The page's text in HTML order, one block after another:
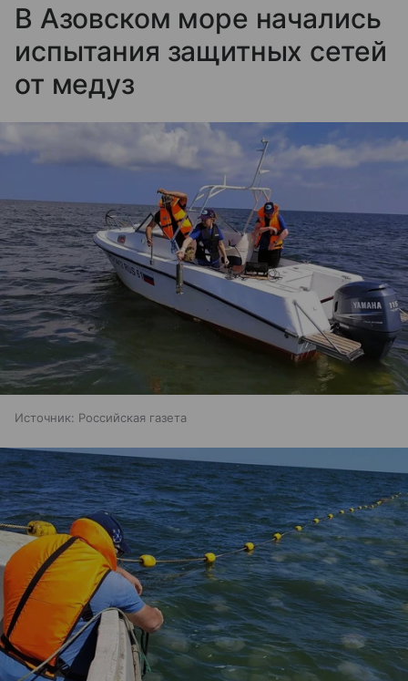
В Азовском море начались
испытания защитных сетей
от медуз
Источник: Российская газета